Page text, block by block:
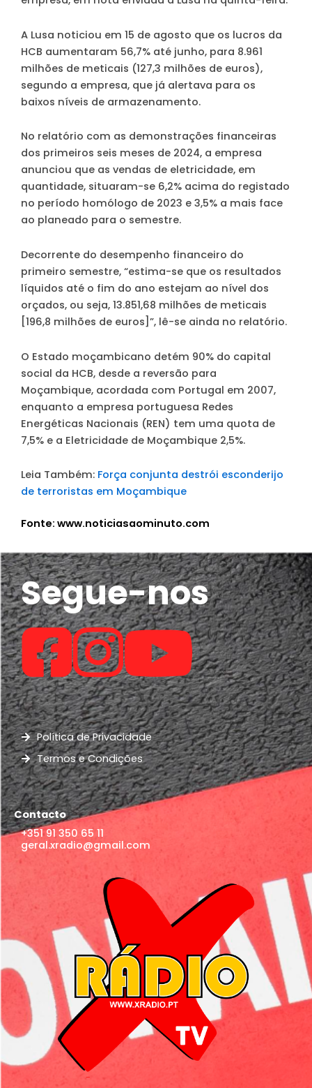
A Lusa noticiou em 15 de agosto que os lucros da
HCB aumentaram 56,7% até junho, para 8.961
milhões de meticais (127,3 milhões de euros),
segundo a empresa, que já alertava para os
baixos níveis de armazenamento.
No relatório com as demonstrações financeiras
dos primeiros seis meses de 2024, a empresa
anunciou que as vendas de eletricidade, em
quantidade, situaram-se 6,2% acima do registado
no período homólogo de 2023 e 3,5% a mais face
ao planeado para o semestre.
Decorrente do desempenho financeiro do
primeiro semestre, “estima-se que os resultados
líquidos até o fim do ano estejam ao nível dos
orçados, ou seja, 13.851,68 milhões de meticais
[196,8 milhões de euros]”, lê-se ainda no relatório.
O Estado moçambicano detém 90% do capital
social da HCB, desde a reversão para
Moçambique, acordada com Portugal em 2007,
enquanto a empresa portuguesa Redes
Energéticas Nacionais (REN) tem uma quota de
7,5% e a Eletricidade de Moçambique 2,5%.
Leia Também: Força conjunta destrói esconderijo
de terroristas em Moçambique
Fonte: www.noticiasaominuto.com
Segue-nos
Política de Privacidade
Termos e Condições
Contacto
+351 91 350 65 11
geral.xradio@gmail.com